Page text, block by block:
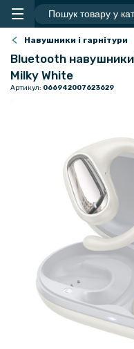
Навушники і гарнітури
Bluetooth навушники
Milky White
Артикул: 066942007623629